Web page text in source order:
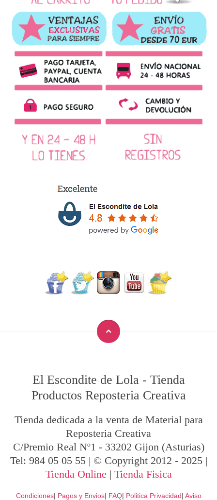
El Escondite de Lola - Tienda
Productos Reposteria Creativa
Tienda dedicada a la venta de Material para
Reposteria Creativa
C/Premio Real Nº1 - 33202 Gijon (Asturias)
Tel: 984 05 05 55 | © Copyright 2012 - 2025 |
Tienda Online | Tienda Fisica
Condiciones| Pagos y Envios| FAQ| Politica Privacidad| Aviso